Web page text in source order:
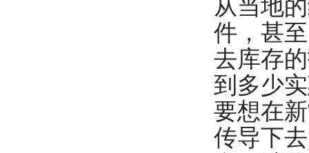
从当地
件，甚
去库存
到多少
要想在
传导下